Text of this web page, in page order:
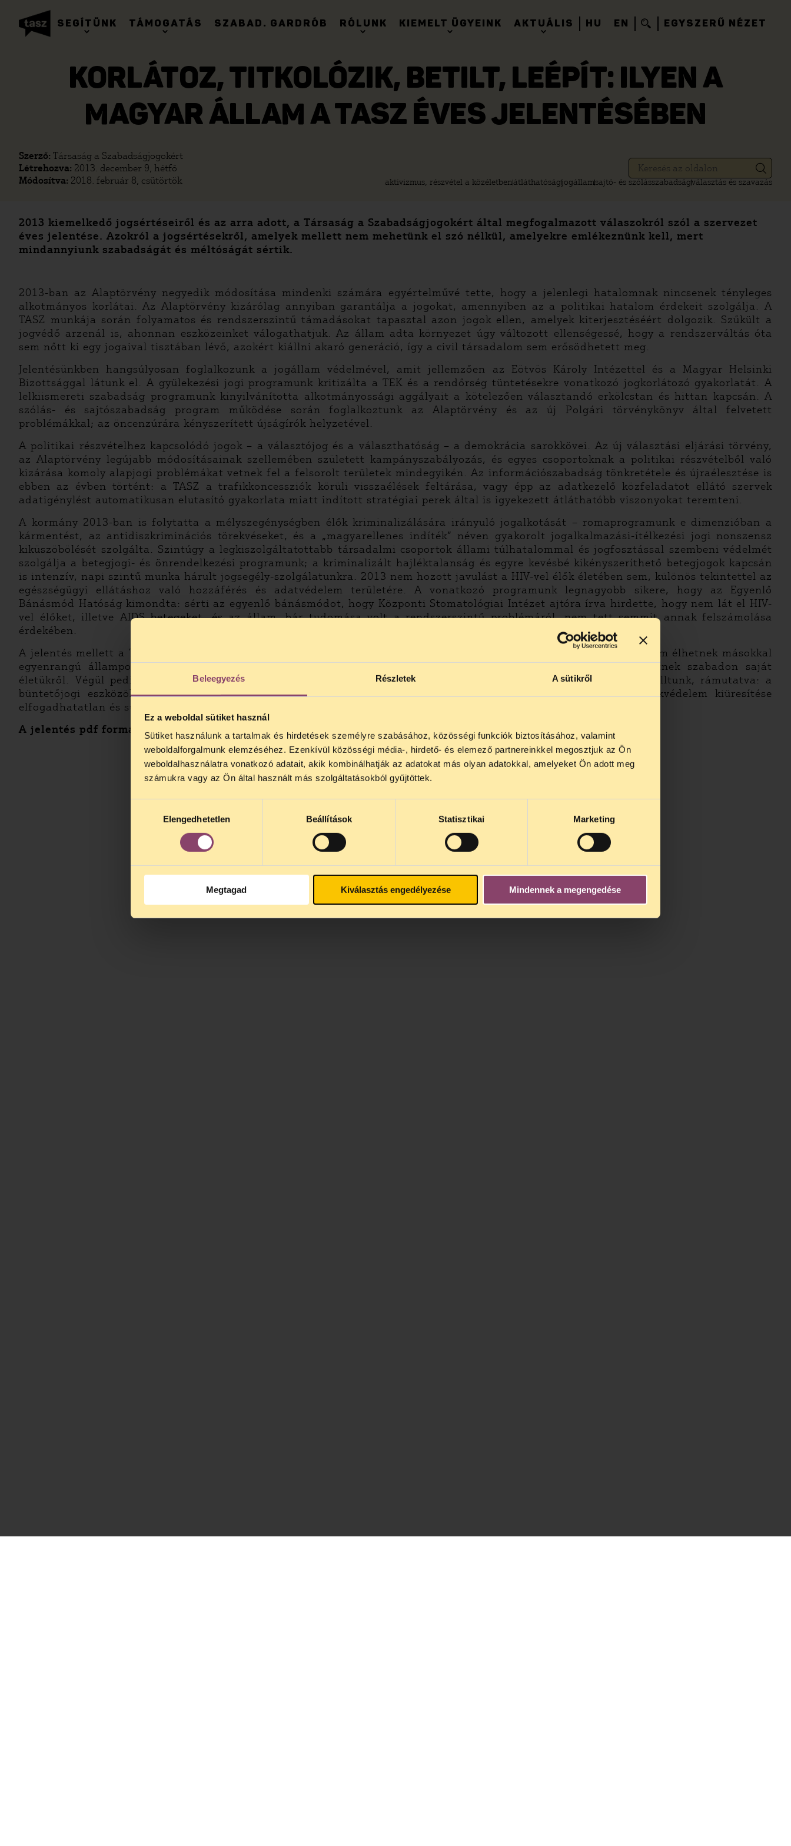
Beleegyezés Részletek A sütikről
Ez a weboldal sütiket használ
Sütiket használunk a tartalmak és hirdetések személyre szabásához, közösségi funkciók biztosításához, valamint
weboldalforgalmunk elemzéséhez. Ezenkívül közösségi média-, hirdető- és elemező partnereinkkel megosztjuk az Ön
weboldalhasználatra vonatkozó adatait, akik kombinálhatják az adatokat más olyan adatokkal, amelyeket Ön adott meg
számukra vagy az Ön által használt más szolgáltatásokból gyűjtöttek.
kiválasztásaElengedhetetlen Beállítások Statisztikai Marketing
Megtagad Kiválasztás engedélyezése Mindennek a megengedése
SEGÍTÜNK TÁMOGATÁS SZABAD. GARDRÓB RÓLUNK KIEMELT ÜGYEINK AKTUÁLIS HU EN EGYSZERŰ NÉZET
KORLÁTOZ, TITKOLÓZIK, BETILT, LEÉPÍT: ILYEN A
MAGYAR ÁLLAM A TASZ ÉVES JELENTÉSÉBEN
Szerző: Társaság a Szabadságjogokért
Létrehozva: 2013. december 9, hétfő
Módosítva: 2018. február 8, csütörtök aktivizmus, részvétel a közéletbenátláthatóságjogállamsajtó- és szólásszabadságválasztás és szavazás
2013 kiemelkedő jogsértéseiről és az arra adott, a Társaság a Szabadságjogokért által megfogalmazott válaszokról szól a szervezet
éves jelentése. Azokról a jogsértésekről, amelyek mellett nem mehetünk el szó nélkül, amelyekre emlékeznünk kell, mert
mindannyiunk szabadságát és méltóságát sértik.
2013-ban az Alaptörvény negyedik módosítása mindenki számára egyértelművé tette, hogy a jelenlegi hatalomnak nincsenek tényleges
alkotmányos korlátai. Az Alaptörvény kizárólag annyiban garantálja a jogokat, amennyiben az a politikai hatalom érdekeit szolgálja. A
TASZ munkája során folyamatos és rendszerszintű támadásokat tapasztal azon jogok ellen, amelyek kiterjesztéséért dolgozik. Szűkült a
jogvédő arzenál is, ahonnan eszközeinket válogathatjuk. Az állam adta környezet úgy változott ellenségessé, hogy a rendszerváltás óta
sem nőtt ki egy jogaival tisztában lévő, azokért kiállni akaró generáció, így a civil társadalom sem erősödhetett meg.
Jelentésünkben hangsúlyosan foglalkozunk a jogállam védelmével, amit jellemzően az Eötvös Károly Intézettel és a Magyar Helsinki
Bizottsággal látunk el. A gyülekezési jogi programunk kritizálta a TEK és a rendőrség tüntetésekre vonatkozó jogkorlátozó gyakorlatát. A
lelkiismereti szabadság programunk kinyilvánította alkotmányossági aggályait a kötelezően választandó erkölcstan és hittan kapcsán. A
szólás- és sajtószabadság program működése során foglalkoztunk az Alaptörvény és az új Polgári törvénykönyv által felvetett
problémákkal; az öncenzúrára kényszerített újságírók helyzetével.
A politikai részvételhez kapcsolódó jogok – a választójog és a választhatóság – a demokrácia sarokkövei. Az új választási eljárási törvény,
az Alaptörvény legújabb módosításainak szellemében született kampányszabályozás, és egyes csoportoknak a politikai részvételből való
kizárása komoly alapjogi problémákat vetnek fel a felsorolt területek mindegyikén. Az információszabadság tönkretétele és újraélesztése is
ebben az évben történt: a TASZ a trafikkoncessziók körüli visszaélések feltárása, vagy épp az adatkezelő közfeladatot ellátó szervek
adatigénylést automatikusan elutasító gyakorlata miatt indított stratégiai perek által is igyekezett átláthatóbb viszonyokat teremteni.
A kormány 2013-ban is folytatta a mélyszegénységben élők kriminalizálására irányuló jogalkotását – romaprogramunk e dimenzióban a
kármentést, az antidiszkriminációs törekvéseket, és a „magyarellenes indíték” néven gyakorolt jogalkalmazási-ítélkezési jogi nonszensz
kiküszöbölését szolgálta. Szintúgy a legkiszolgáltatottabb társadalmi csoportok állami túlhatalommal és jogfosztással szembeni védelmét
szolgálja a betegjogi- és önrendelkezési programunk; a kriminalizált hajléktalanság és egyre kevésbé kikényszeríthető betegjogok kapcsán
is intenzív, napi szintű munka hárult jogsegély-szolgálatunkra. 2013 nem hozott javulást a HIV-vel élők életében sem, különös tekintettel az
egészségügyi ellátáshoz való hozzáférés és adatvédelem területére. A vonatkozó programunk legnagyobb sikere, hogy az Egyenlő
Bánásmód Hatóság kimondta: sérti az egyenlő bánásmódot, hogy Központi Stomatológiai Intézet ajtóra írva hirdette, hogy nem lát el HIV-
vel élőket, illetve AIDS betegeket, és az állam, bár tudomása volt a rendszerszintű problémáról, nem tett semmit annak felszámolása
érdekében.
A jelentés mellett a TASZ különböző filmekben is reflektált arra a problémára, hogy a fogyatékos emberek ma még nem élhetnek másokkal
egyenrangú állampolgárokként Magyarországon, nem vehetnek részt a közös döntéshozatalban és nem dönthetnek szabadon saját
életükről. Végül pedig a jelenlegi államhatalom által vallott, „Drogmentes Magyarország” illúziójával is vitába szálltunk, rámutatva: a
büntetőjogi eszközök kizárólagossá tétele, a felvilágosítás és ártalomcsökkentés leépítése, valamint a civil érdekvédelem kiüresítése
elfogadhatatlan és súlyos társadalmi károkkal jár.
A jelentés pdf formátumban
innen letölthető
TELEFONOS JOGSEGÉLY SZÜNET!
Kedves érdeklődő, Tájékoztatjuk, hogy
telefonos jogsegélyünk július 27 és
augusztus 24 között szünetel
. Az első telefonos jogsegély
augusztus 25-én
kedden, 13 és 15 óra között lesz
jogsegely@tasz.hu
alatt is elér minket.